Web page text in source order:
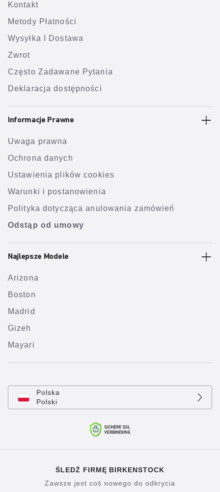
Kontakt
Metody Płatności
Wysyłka I Dostawa
Zwrot
Często Zadawane Pytania
Deklaracja dostępności
Informacje Prawne
Uwaga prawna
Ochrona danych
Ustawienia plików cookies
Warunki i postanowienia
Polityka dotycząca anulowania zamówień
Odstąp od umowy
Najlepsze Modele
Arizona
Boston
Madrid
Gizeh
Mayari
Polska
Polski
ŚLEDŹ FIRMĘ BIRKENSTOCK
Zawsze jest coś nowego do odkrycia